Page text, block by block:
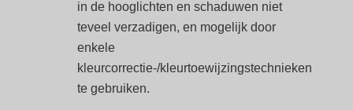
in de hooglichten en schaduwen niet
teveel verzadigen, en mogelijk door
enkele
kleurcorrectie-/kleurtoewijzingstechnieken
te gebruiken.